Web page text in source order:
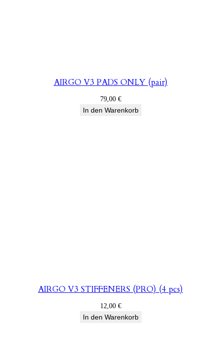
AIRGO V3 PADS ONLY (pair)
79,00 €
In den Warenkorb
AIRGO V3 STIFFENERS (PRO) (4 pcs)
12,00 €
In den Warenkorb